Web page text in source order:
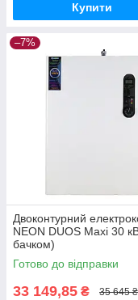
Купити
–7%
Двоконтурний
NEON DUOS Maxi 30
бачком)
Готово до відправки
33 149,85 ₴ 35 645 ₴